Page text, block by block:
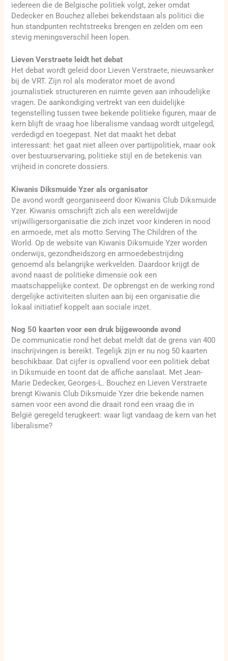
iedereen die de Belgische politiek volgt, zeker omdat
Dedecker en Bouchez allebei bekendstaan als politici die
hun standpunten rechtstreeks brengen en zelden om een
stevig meningsverschil heen lopen.
Lieven Verstraete leidt het debat
Het debat wordt geleid door Lieven Verstraete, nieuwsanker
bij de VRT. Zijn rol als moderator moet de avond
journalistiek structureren en ruimte geven aan inhoudelijke
vragen. De aankondiging vertrekt van een duidelijke
tegenstelling tussen twee bekende politieke figuren, maar de
kern blijft de vraag hoe liberalisme vandaag wordt uitgelegd,
verdedigd en toegepast. Net dat maakt het debat
interessant: het gaat niet alleen over partijpolitiek, maar ook
over bestuurservaring, politieke stijl en de betekenis van
vrijheid in concrete dossiers.
Kiwanis Diksmuide Yzer als organisator
De avond wordt georganiseerd door Kiwanis Club Diksmuide
Yzer. Kiwanis omschrijft zich als een wereldwijde
vrijwilligersorganisatie die zich inzet voor kinderen in nood
en armoede, met als motto Serving The Children of the
World. Op de website van Kiwanis Diksmuide Yzer worden
onderwijs, gezondheidszorg en armoedebestrijding
genoemd als belangrijke werkvelden. Daardoor krijgt de
avond naast de politieke dimensie ook een
maatschappelijke context. De opbrengst en de werking rond
dergelijke activiteiten sluiten aan bij een organisatie die
lokaal initiatief koppelt aan sociale inzet.
Nog 50 kaarten voor een druk bijgewoonde avond
De communicatie rond het debat meldt dat de grens van 400
inschrijvingen is bereikt. Tegelijk zijn er nu nog 50 kaarten
beschikbaar. Dat cijfer is opvallend voor een politiek debat
in Diksmuide en toont dat de affiche aanslaat. Met Jean-
Marie Dedecker, Georges-L. Bouchez en Lieven Verstraete
brengt Kiwanis Club Diksmuide Yzer drie bekende namen
samen voor een avond die draait rond een vraag die in
België geregeld terugkeert: waar ligt vandaag de kern van het
liberalisme?